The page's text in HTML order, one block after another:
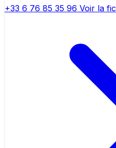
+33 6 76 85 35 96 Voir la